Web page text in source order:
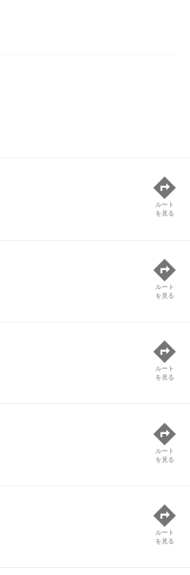
ルート
を見る
ルート
を見る
ルート
を見る
ルート
を見る
ルート
を見る